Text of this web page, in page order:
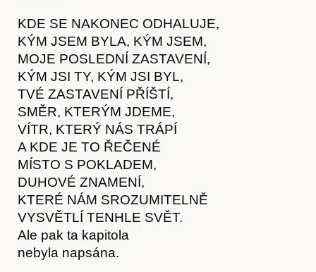
KDE SE NAKONEC ODHALUJE,
KÝM JSEM BYLA, KÝM JSEM,
MOJE POSLEDNÍ ZASTAVENÍ,
KÝM JSI TY, KÝM JSI BYL,
TVÉ ZASTAVENÍ PŘÍŠTÍ,
SMĚR, KTERÝM JDEME,
VÍTR, KTERÝ NÁS TRÁPÍ
A KDE JE TO ŘEČENÉ
MÍSTO S POKLADEM,
DUHOVÉ ZNAMENÍ,
KTERÉ NÁM SROZUMITELNĚ
VYSVĚTLÍ TENHLE SVĚT.
Ale pak ta kapitola
nebyla napsána.